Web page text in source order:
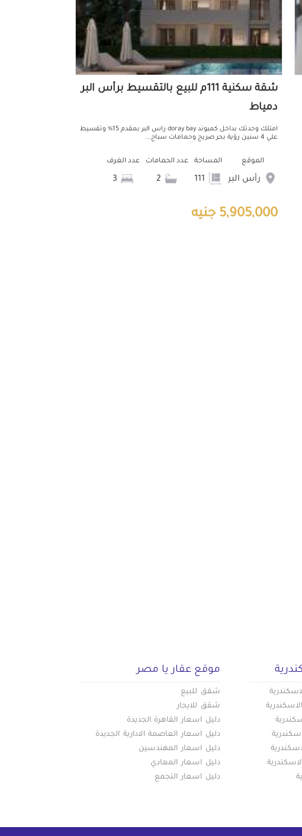
شقة سكنية 111م للبيع بالتقسيط برأس البر
دمياط
امتلك وحدتك بداخل كمبوند doray bay راس البر بمقدم 15% وتقسيط
علي 4 سنين رؤية بحر صريح وحمامات سباح...
الموقع
رأس البر
المساحة عدد الحمامات عدد الغرف
5,905,000 جنيه
موقع عقار يا مصر
شقق للبيع
شقق للايجار
دليل اسعار القاهرة الجديدة
دليل اسعار العاصمة الادارية الجديدة
دليل اسعار المهندسين
دليل اسعار المعادي
دليل اسعار التجمع